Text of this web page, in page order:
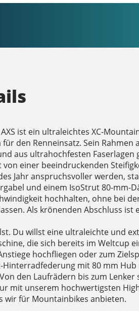
AXS ist ein ultraleichtes XC-
den Renneinsatz. Sein Rahmen
aus ultrahochfesten Faserlagen
einer beeindruckenden
Jahr anspruchsvoller werden,
und einem IsoStrut 80-mm-
hochhalten, ohne bei
Als krönenden Abschluss ist
Du willst eine ultraleichte und
die sich bereits im Weltcup
hochfliegen oder zum
mit 80 mm Hub
den Laufrädern bis zum Lenker
mit unserem hochwertigsten
wir für Mountainbikes anbieten.